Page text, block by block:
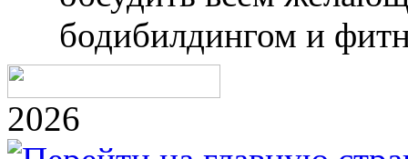
бодибилдингом и
2026